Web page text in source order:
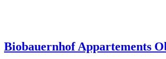
Biobauernhof Appartements